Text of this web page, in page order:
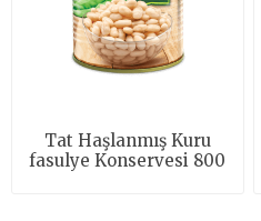
Tat Haşlanmış Kuru
fasulye Konservesi 800